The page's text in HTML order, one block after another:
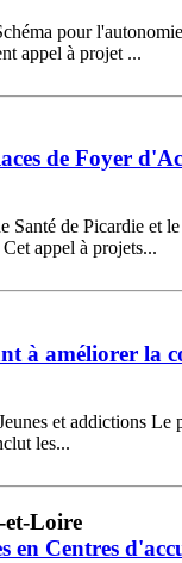
pour
appel à projet ...
de Foyer
Santé de Picardie et
appel à projets...
à améliorer la
et addictions Le
les...
et-Loire
en Centres